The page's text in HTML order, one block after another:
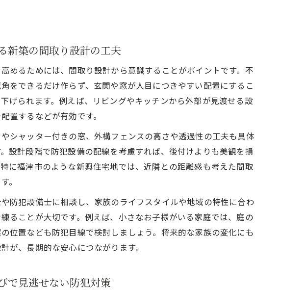
画機能付き機器
した防犯対策
と防犯の関係性
を強化する理由
参加と効果
ラン実例
実例と特徴
宅の防犯対策
した新築の工夫
の組み合わせ術
学ぶポイント
新築の間取り設計の工夫
めるためには、間取り設計から意識することがポイントです。不
をできるだけ作らず、玄関や窓が人目につきやすい配置にするこ
げられます。例えば、リビングやキッチンから外部が見渡せる設
置するなどが有効です。
シャッター付きの窓、外構フェンスの高さや透過性の工夫も具体
設計段階で防犯設備の配線を考慮すれば、後付けよりも美観を損
に福津市のような新興住宅地では、近隣との距離感も考えた間取
。
防犯設備士に相談し、家族のライフスタイルや地域の特性に合わ
ることが大切です。例えば、小さなお子様がいる家庭では、庭の
位置なども防犯目線で検討しましょう。将来的な家族の変化にも
が、長期的な安心につながります。
で見逃せない防犯対策